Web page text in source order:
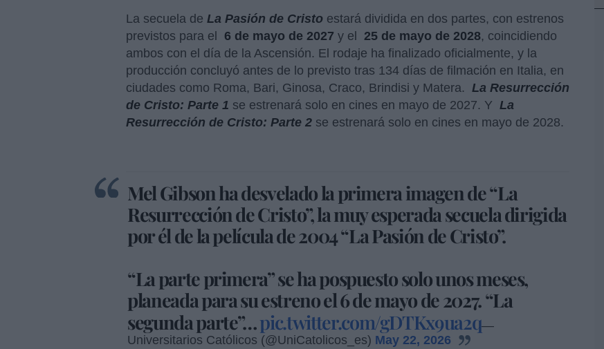
La secuela de La Pasión de Cristo estará dividida en dos partes, con estrenos
previstos para el 6 de mayo de 2027 y el 25 de mayo de 2028, coincidiendo
ambos con el día de la Ascensión. El rodaje ha finalizado oficialmente, y la
producción concluyó antes de lo previsto tras 134 días de filmación en Italia, en
ciudades como Roma, Bari, Ginosa, Craco, Brindisi y Matera. La Resurrección
de Cristo: Parte 1 se estrenará solo en cines en mayo de 2027. Y La
Resurrección de Cristo: Parte 2 se estrenará solo en cines en mayo de 2028.
Mel Gibson ha desvelado la primera imagen de “La
Resurrección de Cristo”, la muy esperada secuela dirigida
por él de la película de 2004 “La Pasión de Cristo”.
“La parte primera” se ha pospuesto solo unos meses,
planeada para su estreno el 6 de mayo de 2027. “La
segunda parte”…pic.twitter.com/gDTKx9ua2q—
Universitarios Católicos (@UniCatolicos_es) May 22, 2026